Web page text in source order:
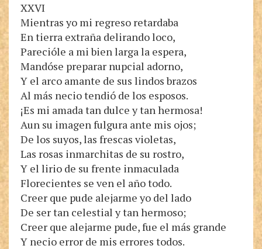
XXVI
Mientras yo mi regreso retardaba
En tierra extraña delirando loco,
Parecióle a mi bien larga la espera,
Mandóse preparar nupcial adorno,
Y el arco amante de sus lindos brazos
Al más necio tendió de los esposos.
¡Es mi amada tan dulce y tan hermosa!
Aun su imagen fulgura ante mis ojos;
De los suyos, las frescas violetas,
Las rosas inmarchitas de su rostro,
Y el lirio de su frente inmaculada
Florecientes se ven el año todo.
Creer que pude alejarme yo del lado
De ser tan celestial y tan hermoso;
Creer que alejarme pude, fue el más grande
Y necio error de mis errores todos.